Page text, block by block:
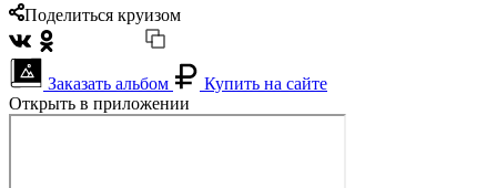
Поделиться круизом
Заказать альбом
Купить на сайте
Открыть в приложении